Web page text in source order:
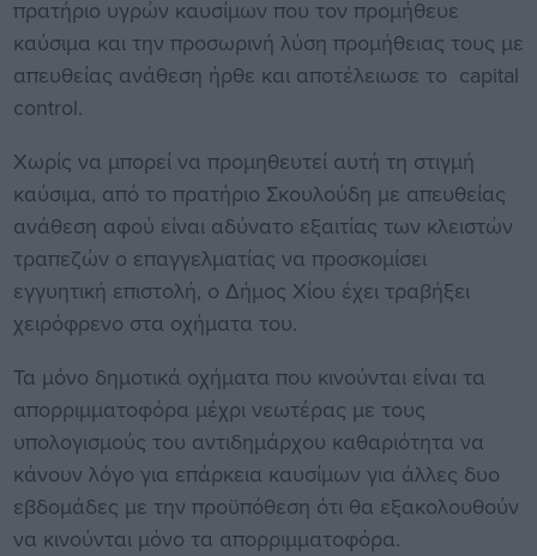
πρατήριο υγρών καυσίμων που τον προμήθευε
καύσιμα και την προσωρινή λύση προμήθειας τους με
απευθείας ανάθεση ήρθε και αποτέλειωσε το capital
control.
Χωρίς να μπορεί να προμηθευτεί αυτή τη στιγμή
καύσιμα, από το πρατήριο Σκουλούδη με απευθείας
ανάθεση αφού είναι αδύνατο εξαιτίας των κλειστών
τραπεζών ο επαγγελματίας να προσκομίσει
εγγυητική επιστολή, ο Δήμος Χίου έχει τραβήξει
χειρόφρενο στα οχήματα του.
Τα μόνο δημοτικά οχήματα που κινούνται είναι τα
απορριμματοφόρα μέχρι νεωτέρας με τους
υπολογισμούς του αντιδημάρχου καθαριότητα να
κάνουν λόγο για επάρκεια καυσίμων για άλλες δυο
εβδομάδες με την προϋπόθεση ότι θα εξακολουθούν
να κινούνται μόνο τα απορριμματοφόρα.